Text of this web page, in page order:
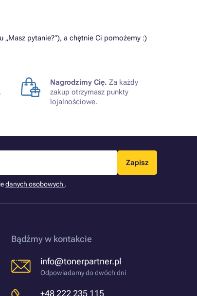
pytanie?”), a chętnie Ci pomożemy :)
Nagrodzimy Cię. Za każdy
zakup otrzymasz punkty
lojalnościowe.
Zapisz
danych osobowych .
Bądźmy w kontakcie
info@tonerpartner.pl
Odpowiadamy do dwóch dni
+48 222 235 115